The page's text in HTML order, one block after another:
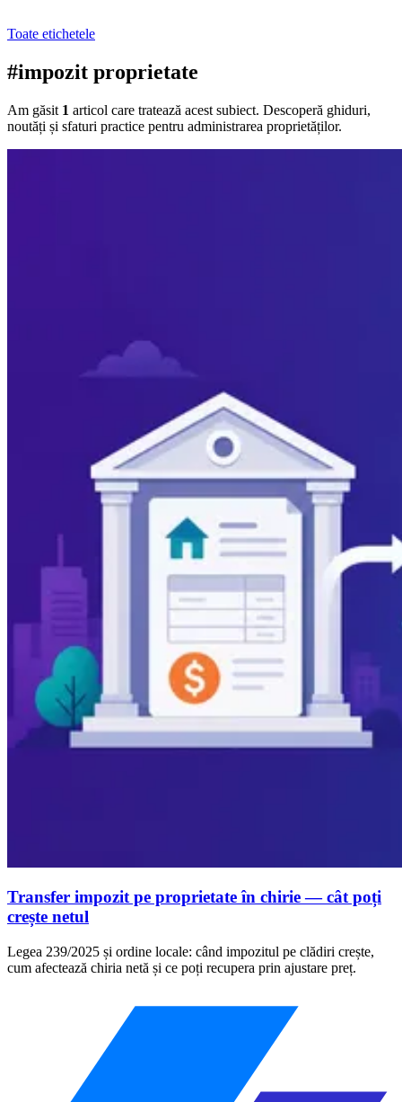
Toate etichetele
#impozit proprietate
Am găsit 1 articol care tratează acest subiect. Descoperă ghiduri,
noutăți și sfaturi practice pentru administrarea proprietăților.
Transfer impozit pe proprietate în chirie — cât poți
crește netul
Legea 239/2025 și ordine locale: când impozitul pe clădiri crește,
cum afectează chiria netă și ce poți recupera prin ajustare preț.